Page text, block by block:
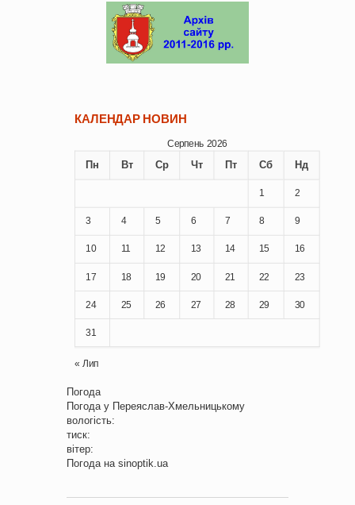
КАЛЕНДАР НОВИН
Серпень 2026
Пн Вт Ср Чт Пт Сб Нд
1 2
3 4 5 6 7 8 9
10 11 12 13 14 15 16
17 18 19 20 21 22 23
24 25 26 27 28 29 30
31
« Лип
Погода
Погода у Переяслав-Хмельницькому
вологість:
тиск:
вітер:
Погода на sinoptik.ua